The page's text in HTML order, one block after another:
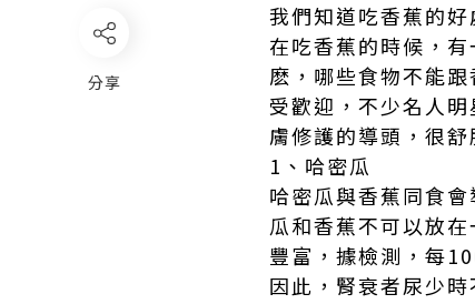
我們知道吃香蕉的
在吃香蕉的時候，
麽，哪些食物不能
受歡迎，不少名人
膚修護的導頭，很舒
1、哈密瓜
哈密瓜與香蕉同食
瓜和香蕉不可以放
豐富，據檢測，每
因此，腎衰者尿少
分享